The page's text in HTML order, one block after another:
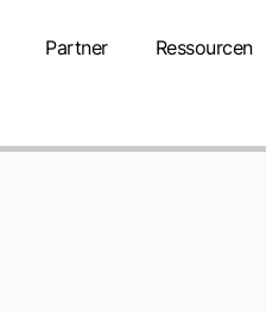
Partner Ressourcen